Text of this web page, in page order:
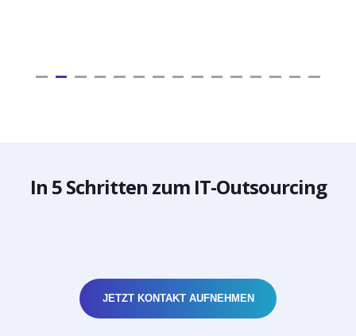
In 5 Schritten zum IT-Outsourcing
JETZT KONTAKT AUFNEHMEN